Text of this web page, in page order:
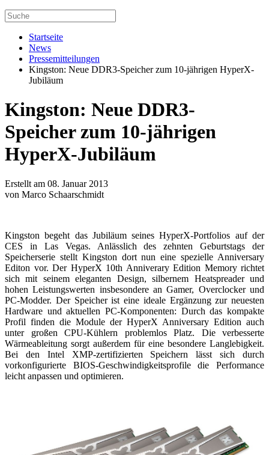
Startseite
News
Pressemitteilungen
Kingston: Neue DDR3-Speicher zum 10-jährigen HyperX-
Jubiläum
Kingston: Neue DDR3-
Speicher zum 10-jährigen
HyperX-Jubiläum
Erstellt am 08. Januar 2013
von Marco Schaarschmidt
Kingston begeht das Jubiläum seines HyperX-Portfolios auf der
CES in Las Vegas. Anlässlich des zehnten Geburtstags der
Speicherserie stellt Kingston dort nun eine spezielle Anniversary
Editon vor. Der HyperX 10th Anniverary Edition Memory richtet
sich mit seinem eleganten Design, silbernem Heatspreader und
hohen Leistungswerten insbesondere an Gamer, Overclocker und
PC-Modder. Der Speicher ist eine ideale Ergänzung zur neuesten
Hardware und aktuellen PC-Komponenten: Durch das kompakte
Profil finden die Module der HyperX Anniversary Edition auch
unter großen CPU-Kühlern problemlos Platz. Die verbesserte
Wärmeableitung sorgt außerdem für eine besondere Langlebigkeit.
Bei den Intel XMP-zertifizierten Speichern lässt sich durch
vorkonfigurierte BIOS-Geschwindigkeitsprofile die Performance
leicht anpassen und optimieren.